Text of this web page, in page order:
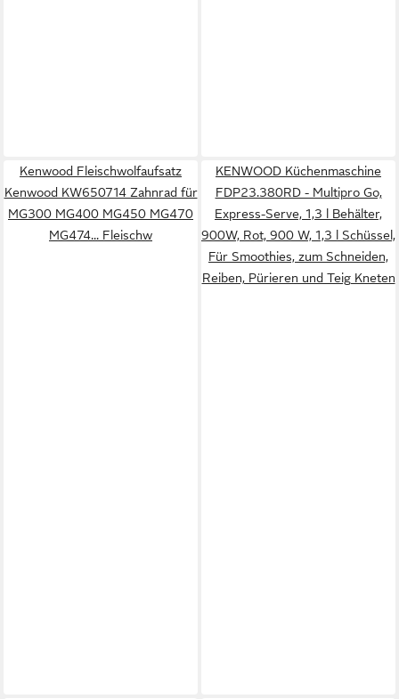
Kenwood Fleischwolfaufsatz
Kenwood KW650714 Zahnrad für
MG300 MG400 MG450 MG470
MG474... Fleischw
KENWOOD Küchenmaschine
FDP23.380RD - Multipro Go,
Express-Serve, 1,3 l Behälter,
900W, Rot, 900 W, 1,3 l Schüssel,
Für Smoothies, zum Schneiden,
Reiben, Pürieren und Teig Kneten